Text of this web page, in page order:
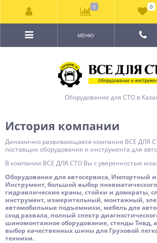
Оборудование для СТО в
МЕНЮ
История компании
Динамично развивающаяся компания ВСЕ ДЛЯ
поставщик оборудования и инструмента для
В компании ВСЕ ДЛЯ СТО Вы с уверенностью
Оборудование для автосервиса, Импортный
Инструмент, большой выбор
гидравлические краны, стойки и домкраты,
инструмент, измерительный, монтажный,
автомобильные подъемники, мебель для
сход развала, полный спектр
шиномонтажное оборудование, стенды Тнвд,
выбор качественных шины для Грузовой
техники.
0 0